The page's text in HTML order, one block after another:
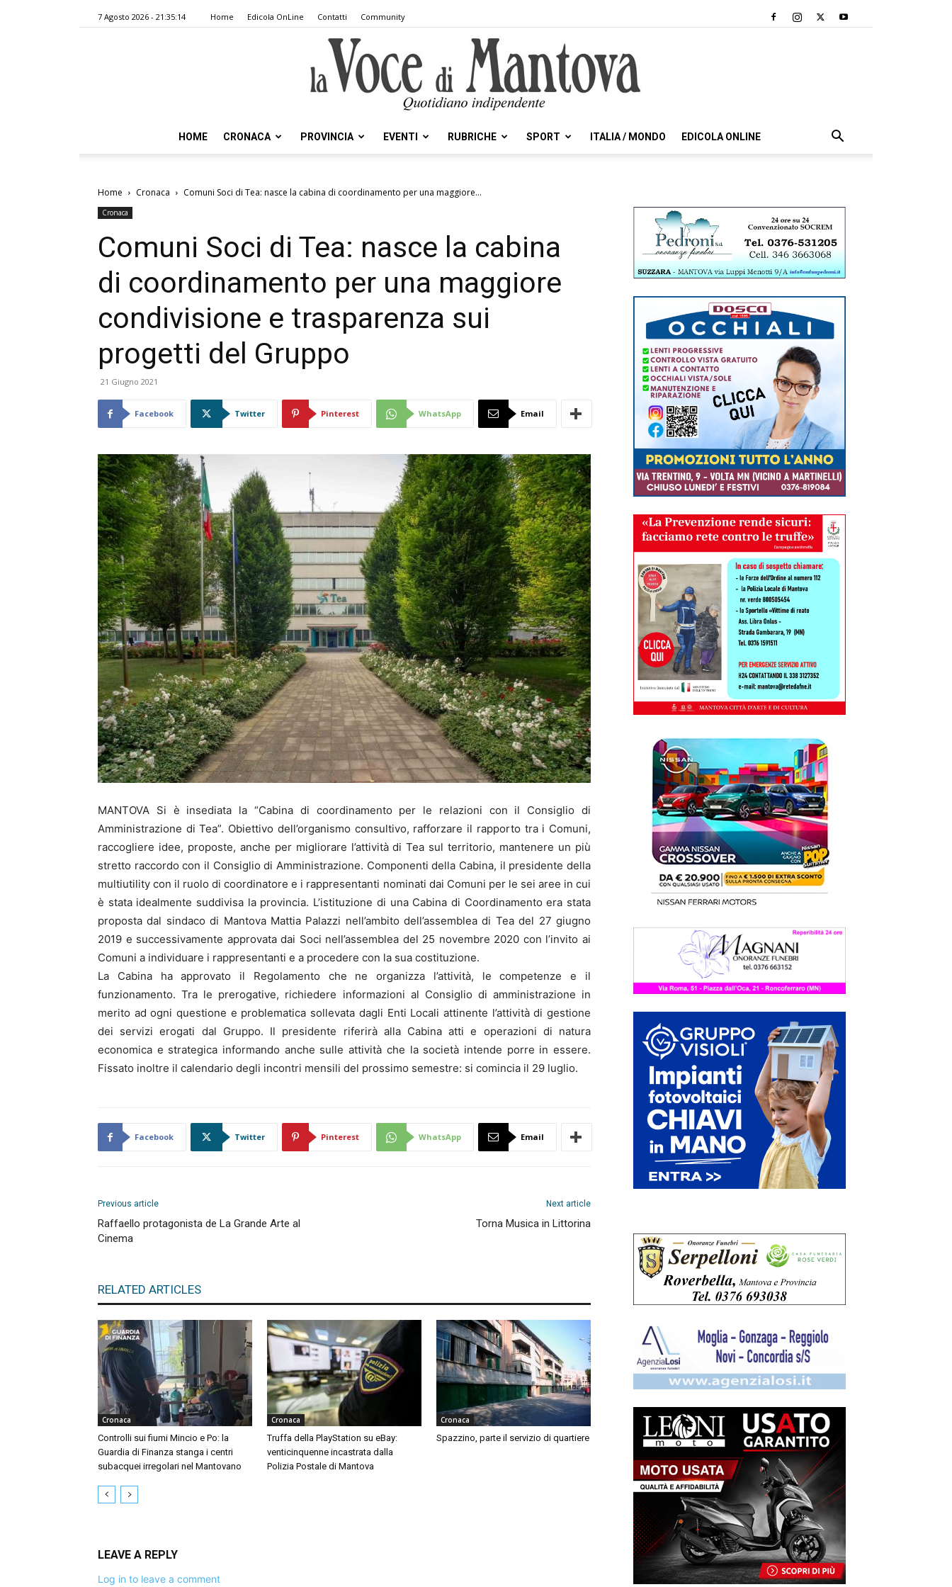
7 Agosto 2026 - 21:35:14 Home Edicola OnLine Contatti Community
Voce
HOME CRONACA PROVINCIA EVENTI RUBRICHE SPORT ITALIA / MONDO EDICOLA ONLINE
Home Cronaca Comuni Soci di Tea: nasce la cabina di coordinamento per una maggiore...
Cronaca
Comuni Soci di Tea: nasce la cabina
di coordinamento per una maggiore
condivisione e trasparenza sui
progetti del Gruppo
21 Giugno 2021
Facebook Twitter Pinterest WhatsApp Email
MANTOVA Si è insediata la “Cabina di coordinamento per le relazioni con il Consiglio di
Amministrazione di Tea”. Obiettivo dell’organismo consultivo, rafforzare il rapporto tra i Comuni,
raccogliere idee, proposte, anche per migliorare l’attività di Tea sul territorio, mantenere un più
stretto raccordo con il Consiglio di Amministrazione. Componenti della Cabina, il presidente della
multiutility con il ruolo di coordinatore e i rappresentanti nominati dai Comuni per le sei aree in cui
è stata idealmente suddivisa la provincia. L’istituzione di una Cabina di Coordinamento era stata
proposta dal sindaco di Mantova Mattia Palazzi nell’ambito dell’assemblea di Tea del 27 giugno
2019 e successivamente approvata dai Soci nell’assemblea del 25 novembre 2020 con l’invito ai
Comuni a individuare i rappresentanti e a procedere con la sua costituzione.
La Cabina ha approvato il Regolamento che ne organizza l’attività, le competenze e il
funzionamento. Tra le prerogative, richiedere informazioni al Consiglio di amministrazione in
merito ad ogni questione e problematica sollevata dagli Enti Locali attinente l’attività di gestione
dei servizi erogati dal Gruppo. Il presidente riferirà alla Cabina atti e operazioni di natura
economica e strategica informando anche sulle attività che la società intende porre in essere.
Fissato inoltre il calendario degli incontri mensili del prossimo semestre: si comincia il 29 luglio.
Facebook Twitter Pinterest WhatsApp Email
Previous article
Raffaello protagonista de La Grande Arte al
Cinema
Next article
Torna Musica in Littorina
RELATED ARTICLES
Cronaca
Controlli sui fiumi Mincio e Po: la
Guardia di Finanza stanga i centri
subacquei irregolari nel Mantovano
Cronaca
Truffa della PlayStation su eBay:
venticinquenne incastrata dalla
Polizia Postale di Mantova
Cronaca
Spazzino, parte il servizio di quartiere
LEAVE A REPLY
Log in to leave a comment